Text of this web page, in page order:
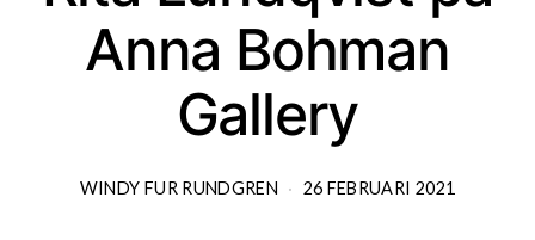
Anna Bohman
Gallery
WINDY FUR RUNDGREN 26 FEBRUARI 2021